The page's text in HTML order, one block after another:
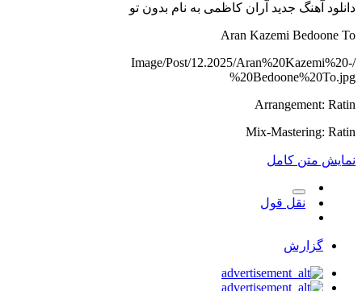
دانلود آهنگ جدید آران کاظمی به نام بدون تو
Aran Kazemi Bedoone To
/Image/Post/12.2025/Aran%20Kazemi%20-
%20Bedoone%20To.jpg
Arrangement: Ratin
Mix-Mastering: Ratin
نمایش متن کامل
نقل قول
گزارش